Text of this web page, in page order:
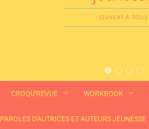
CROQU'REVUE WORKBOOK
PAROLES D'AUTRICES ET AUTEURS JEUNESSE